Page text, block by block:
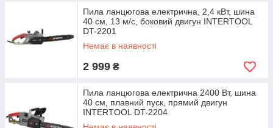
Пила ланцюгова електрична, 2,4 кВт, шина
40 см, 13 м/с, боковий двигун INTERTOOL
DT-2201
Немає в наявності
2 999 ₴
Пила ланцюгова електрична 2400 Вт, шина
40 см, плавний пуск, прямий двигун
INTERTOOL DT-2204